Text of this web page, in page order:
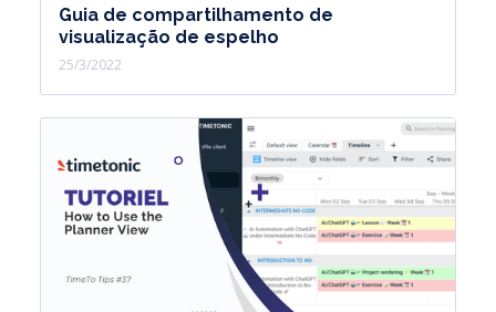
Guia de compartilhamento de
visualização de espelho
25/3/2022